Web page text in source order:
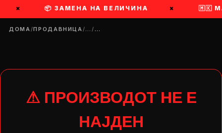
× 📦 ЗАМЕНА НА ВЕЛИЧИНА × 🇲🇰
ДОМА/ПРОДАВНИЦА/…/…
⚠ ПРОИЗВОДОТ НЕ Е
НАЈДЕН